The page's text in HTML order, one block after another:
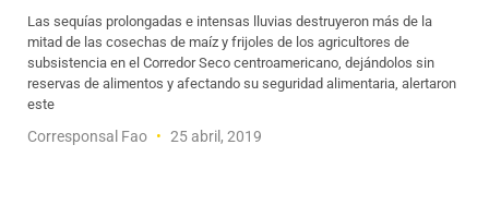
Las sequías prolongadas e intensas lluvias destruyeron más de la
mitad de las cosechas de maíz y frijoles de los agricultores de
subsistencia en el Corredor Seco centroamericano, dejándolos sin
reservas de alimentos y afectando su seguridad alimentaria, alertaron
este
Corresponsal Fao 25 abril, 2019